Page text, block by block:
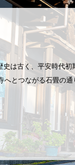
史は古く、平安時代
へとつながる石畳の